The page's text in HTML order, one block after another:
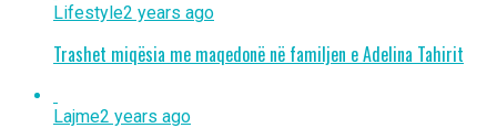
Lifestyle2 years ago
Trashet miqësia me maqedonë në familjen e Adelina Tahirit
Lajme2 years ago